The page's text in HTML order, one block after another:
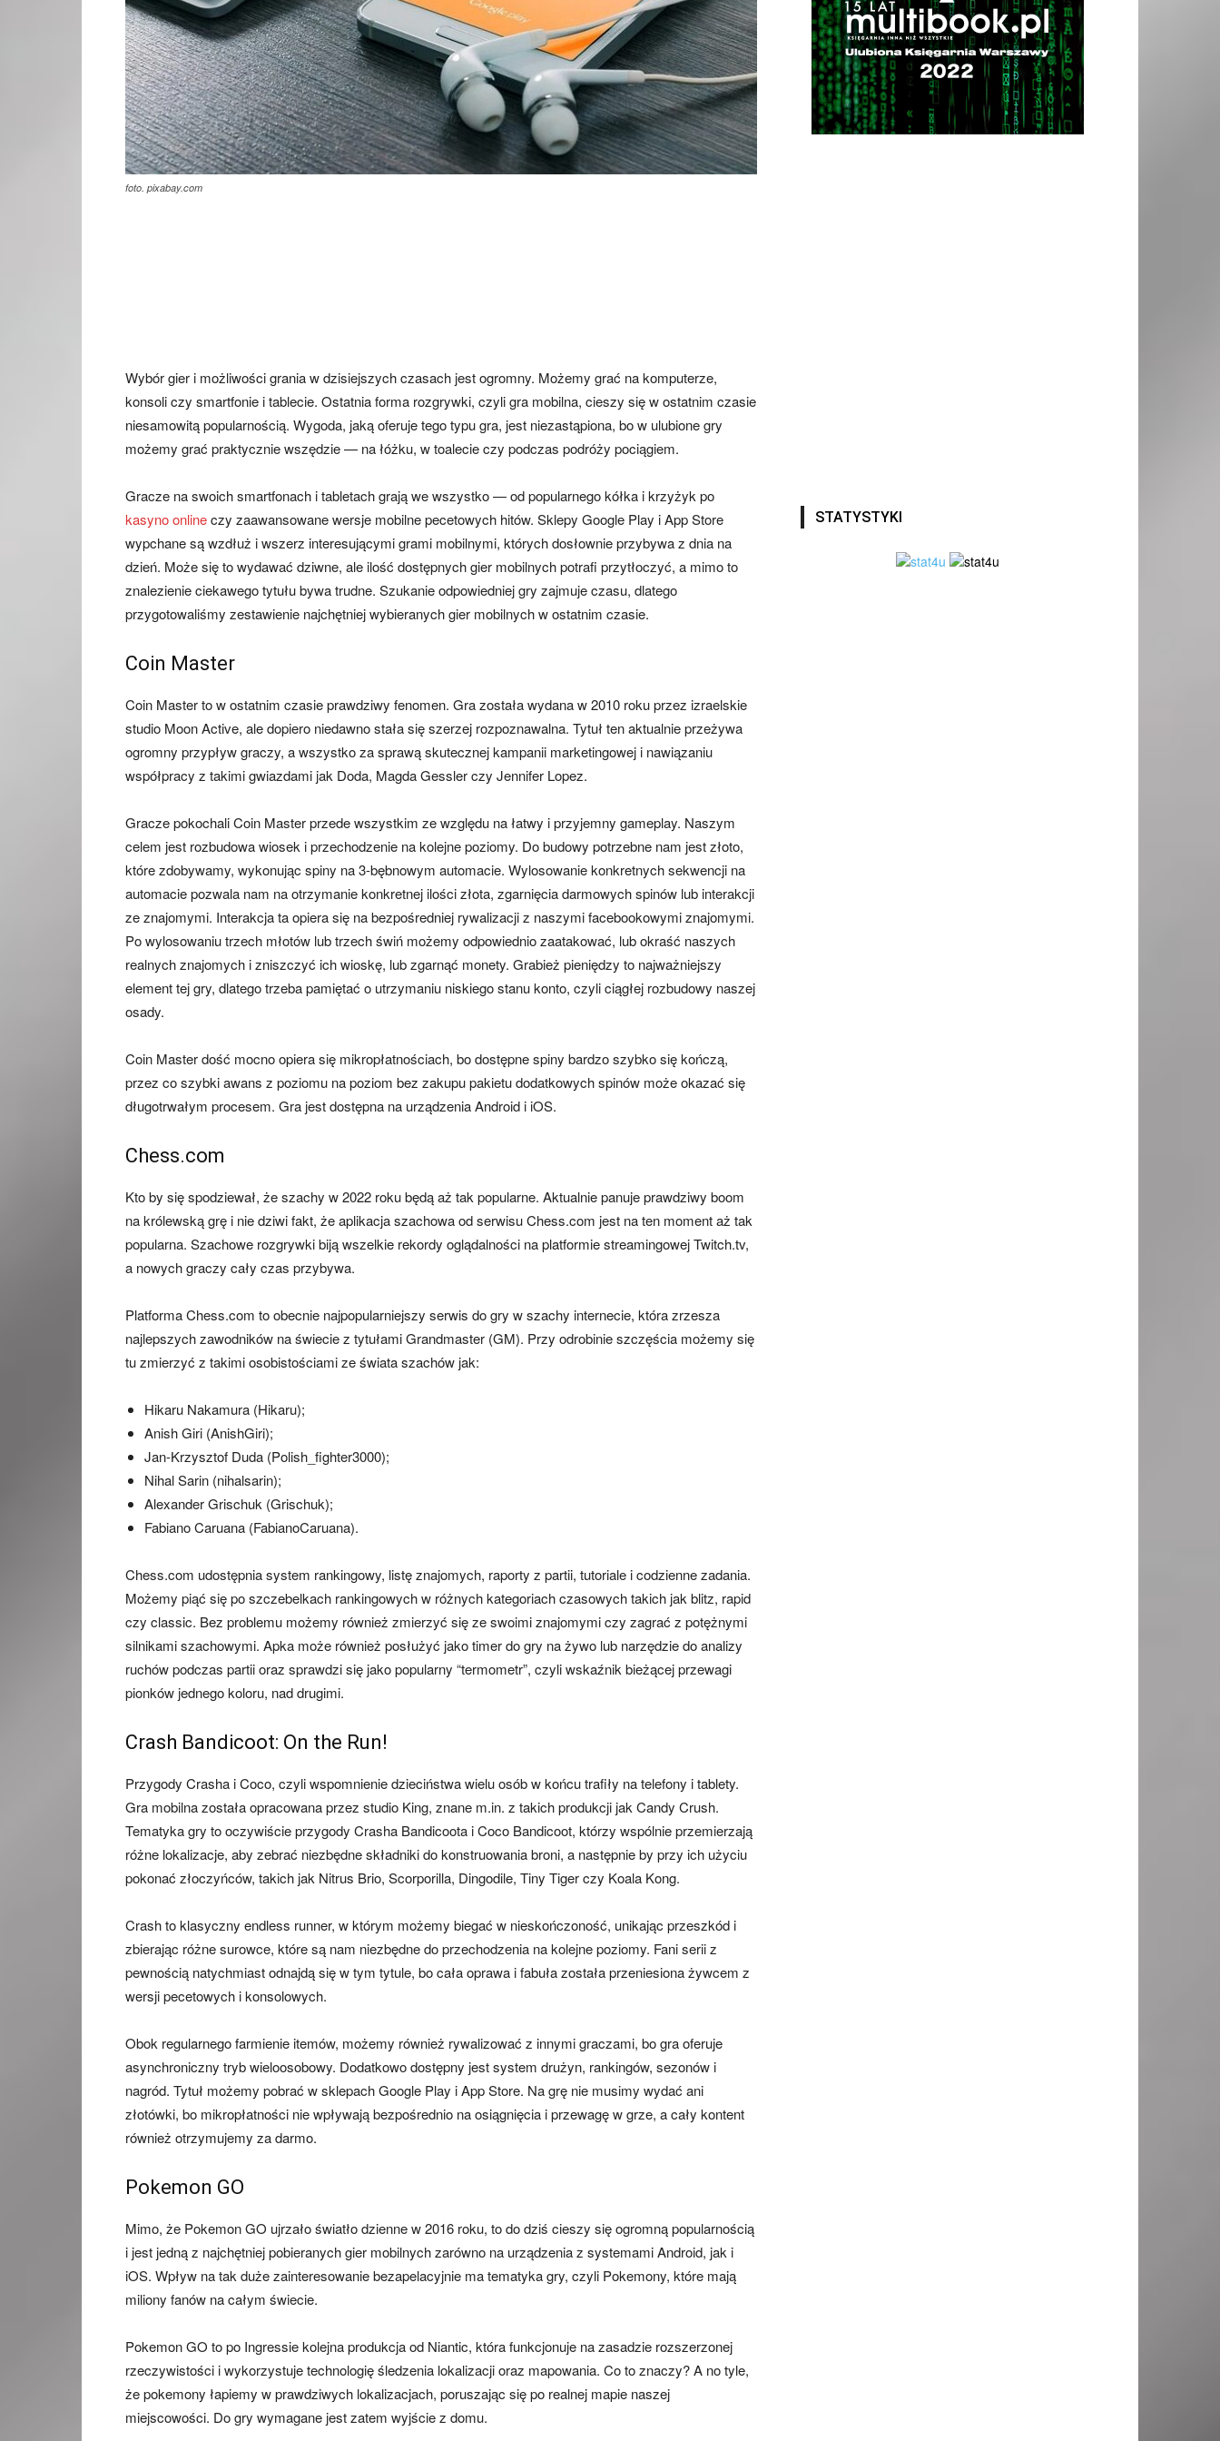
foto. pixabay.com
Wybór gier i możliwości grania w dzisiejszych czasach jest ogromny. Możemy grać na komputerze,
konsoli czy smartfonie i tablecie. Ostatnia forma rozgrywki, czyli gra mobilna, cieszy się w ostatnim czasie
niesamowitą popularnością. Wygoda, jaką oferuje tego typu gra, jest niezastąpiona, bo w ulubione gry
możemy grać praktycznie wszędzie — na łóżku, w toalecie czy podczas podróży pociągiem.
Gracze na swoich smartfonach i tabletach grają we wszystko — od popularnego kółka i krzyżyk po
kasyno onlineczy zaawansowane wersje mobilne pecetowych hitów. Sklepy Google Play i App Store
wypchane są wzdłuż i wszerz interesującymi grami mobilnymi, których dosłownie przybywa z dnia na
dzień. Może się to wydawać dziwne, ale ilość dostępnych gier mobilnych potrafi przytłoczyć, a mimo to
znalezienie ciekawego tytułu bywa trudne. Szukanie odpowiedniej gry zajmuje czasu, dlatego
przygotowaliśmy zestawienie najchętniej wybieranych gier mobilnych w ostatnim czasie.
Coin Master
Coin Master to w ostatnim czasie prawdziwy fenomen. Gra została wydana w 2010 roku przez izraelskie
studio Moon Active, ale dopiero niedawno stała się szerzej rozpoznawalna. Tytuł ten aktualnie przeżywa
ogromny przypływ graczy, a wszystko za sprawą skutecznej kampanii marketingowej i nawiązaniu
współpracy z takimi gwiazdami jak Doda, Magda Gessler czy Jennifer Lopez.
Gracze pokochali Coin Master przede wszystkim ze względu na łatwy i przyjemny gameplay. Naszym
celem jest rozbudowa wiosek i przechodzenie na kolejne poziomy. Do budowy potrzebne nam jest złoto,
które zdobywamy, wykonując spiny na 3-bębnowym automacie. Wylosowanie konkretnych sekwencji na
automacie pozwala nam na otrzymanie konkretnej ilości złota, zgarnięcia darmowych spinów lub interakcji
ze znajomymi. Interakcja ta opiera się na bezpośredniej rywalizacji z naszymi facebookowymi znajomymi.
Po wylosowaniu trzech młotów lub trzech świń możemy odpowiednio zaatakować, lub okraść naszych
realnych znajomych i zniszczyć ich wioskę, lub zgarnąć monety. Grabież pieniędzy to najważniejszy
element tej gry, dlatego trzeba pamiętać o utrzymaniu niskiego stanu konto, czyli ciągłej rozbudowy naszej
osady.
Coin Master dość mocno opiera się mikropłatnościach, bo dostępne spiny bardzo szybko się kończą,
przez co szybki awans z poziomu na poziom bez zakupu pakietu dodatkowych spinów może okazać się
długotrwałym procesem. Gra jest dostępna na urządzenia Android i iOS.
Chess.com
Kto by się spodziewał, że szachy w 2022 roku będą aż tak popularne. Aktualnie panuje prawdziwy boom
na królewską grę i nie dziwi fakt, że aplikacja szachowa od serwisu Chess.com jest na ten moment aż tak
popularna. Szachowe rozgrywki biją wszelkie rekordy oglądalności na platformie streamingowej Twitch.tv,
a nowych graczy cały czas przybywa.
Platforma Chess.com to obecnie najpopularniejszy serwis do gry w szachy internecie, która zrzesza
najlepszych zawodników na świecie z tytułami Grandmaster (GM). Przy odrobinie szczęścia możemy się
tu zmierzyć z takimi osobistościami ze świata szachów jak:
Hikaru Nakamura (Hikaru);
Anish Giri (AnishGiri);
Jan-Krzysztof Duda (Polish_fighter3000);
Nihal Sarin (nihalsarin);
Alexander Grischuk (Grischuk);
Fabiano Caruana (FabianoCaruana).
Chess.com udostępnia system rankingowy, listę znajomych, raporty z partii, tutoriale i codzienne zadania.
Możemy piąć się po szczebelkach rankingowych w różnych kategoriach czasowych takich jak blitz, rapid
czy classic. Bez problemu możemy również zmierzyć się ze swoimi znajomymi czy zagrać z potężnymi
silnikami szachowymi. Apka może również posłużyć jako timer do gry na żywo lub narzędzie do analizy
ruchów podczas partii oraz sprawdzi się jako popularny “termometr”, czyli wskaźnik bieżącej przewagi
pionków jednego koloru, nad drugimi.
Crash Bandicoot: On the Run!
Przygody Crasha i Coco, czyli wspomnienie dzieciństwa wielu osób w końcu trafiły na telefony i tablety.
Gra mobilna została opracowana przez studio King, znane m.in. z takich produkcji jak Candy Crush.
Tematyka gry to oczywiście przygody Crasha Bandicoota i Coco Bandicoot, którzy wspólnie przemierzają
różne lokalizacje, aby zebrać niezbędne składniki do konstruowania broni, a następnie by przy ich użyciu
pokonać złoczyńców, takich jak Nitrus Brio, Scorporilla, Dingodile, Tiny Tiger czy Koala Kong.
Crash to klasyczny endless runner, w którym możemy biegać w nieskończoność, unikając przeszkód i
zbierając różne surowce, które są nam niezbędne do przechodzenia na kolejne poziomy. Fani serii z
pewnością natychmiast odnajdą się w tym tytule, bo cała oprawa i fabuła została przeniesiona żywcem z
wersji pecetowych i konsolowych.
Obok regularnego farmienie itemów, możemy również rywalizować z innymi graczami, bo gra oferuje
asynchroniczny tryb wieloosobowy. Dodatkowo dostępny jest system drużyn, rankingów, sezonów i
nagród. Tytuł możemy pobrać w sklepach Google Play i App Store. Na grę nie musimy wydać ani
złotówki, bo mikropłatności nie wpływają bezpośrednio na osiągnięcia i przewagę w grze, a cały kontent
również otrzymujemy za darmo.
Pokemon GO
Mimo, że Pokemon GO ujrzało światło dzienne w 2016 roku, to do dziś cieszy się ogromną popularnością
i jest jedną z najchętniej pobieranych gier mobilnych zarówno na urządzenia z systemami Android, jak i
iOS. Wpływ na tak duże zainteresowanie bezapelacyjnie ma tematyka gry, czyli Pokemony, które mają
miliony fanów na całym świecie.
Pokemon GO to po Ingressie kolejna produkcja od Niantic, która funkcjonuje na zasadzie rozszerzonej
rzeczywistości i wykorzystuje technologię śledzenia lokalizacji oraz mapowania. Co to znaczy? A no tyle,
że pokemony łapiemy w prawdziwych lokalizacjach, poruszając się po realnej mapie naszej
miejscowości. Do gry wymagane jest zatem wyjście z domu.
STATYSTYKI